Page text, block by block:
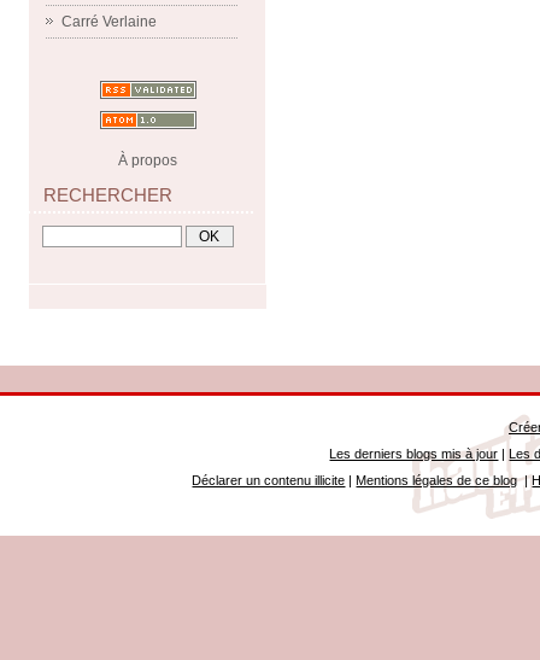
Carré Verlaine
À propos
RECHERCHER
Les derniers blogs mis à jour |Les
Déclarer un contenu illicite |Mentions légales de ce blog|